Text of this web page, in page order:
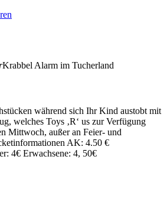
Krabbel Alarm im Tucherland
während sich Ihr Kind austobt mit
welches Toys ‚R‘ us zur Verfügung
Mittwoch, außer an Feier- und
AK: 4.50 €
4€ Erwachsene: 4, 50€